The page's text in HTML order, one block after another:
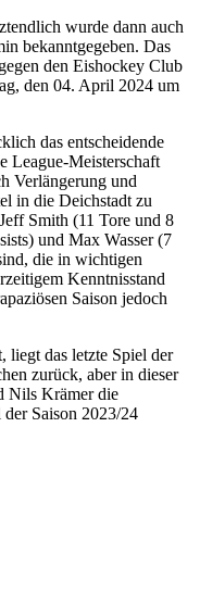
wurde dann auch
bekanntgegeben. Das
den Eishockey Club
den 04. April 2024 um
das entscheidende
League-Meisterschaft
Verlängerung und
in die Deichstadt zu
Smith (11 Tore und 8
und Max Wasser (7
die in wichtigen
Kenntnisstand
Saison jedoch
liegt das letzte Spiel der
zurück, aber in dieser
Nils Krämer die
Saison 2023/24